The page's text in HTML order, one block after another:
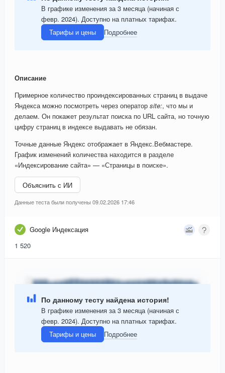
В графике изменения за 3 месяца (начиная с
февр. 2024). Доступно на платных тарифах.
Тарифы и цены
Подробнее
Описание
Примерное количество проиндексированных страниц в выдаче
Яндекса можно посмотреть через оператор site:, что мы и
делаем. Он покажет результат поиска по URL сайта, но точную
цифру страниц в индексе выдавать не обязан.
Точные данные Яндекс отображает в Яндекс.Вебмастере.
График изменений количества находится в разделе
«Индексирование сайта» — «Страницы в поиске».
Объяснить с ИИ
Данные теста были получены 09.02.2026 17:46
Google Индексация
1 520
По данному тесту найдена история!
В графике изменения за 3 месяца (начиная с
февр. 2024). Доступно на платных тарифах.
Тарифы и цены
Подробнее